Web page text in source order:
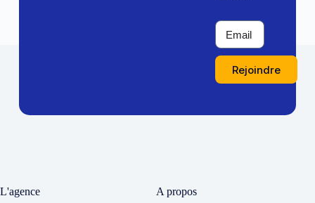
Rejoindre
L'agence A propos